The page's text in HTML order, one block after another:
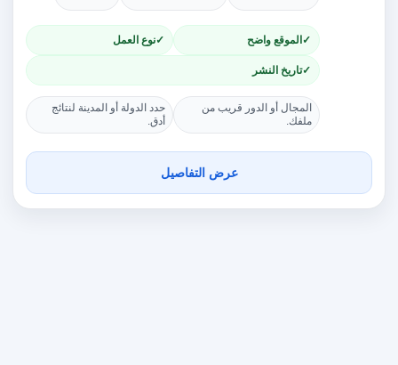
الموقع واضح نوع العمل
تاريخ النشر
المجال أو الدور قريب من
ملفك.
حدد الدولة أو المدينة لنتائج
أدق.
عرض التفاصيل